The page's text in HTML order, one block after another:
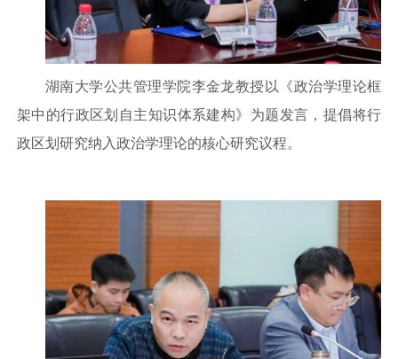
湖南大学公共管理学院李金龙教授以《政治学理论框
架中的行政区划自主知识体系建构》为题发言，提倡将行
政区划研究纳入政治学理论的核心研究议程。